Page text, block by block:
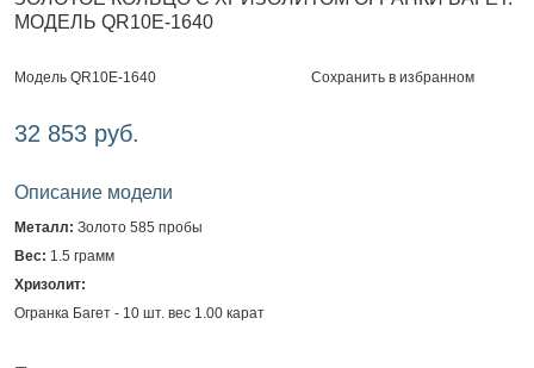
МОДЕЛЬ QR10E-1640
Модель QR10E-1640 Сохранить в избранном
32 853 руб.
Описание модели
Металл: Золото 585 пробы
Вес: 1.5 грамм
Хризолит:
Огранка Багет - 10 шт. вес 1.00 карат